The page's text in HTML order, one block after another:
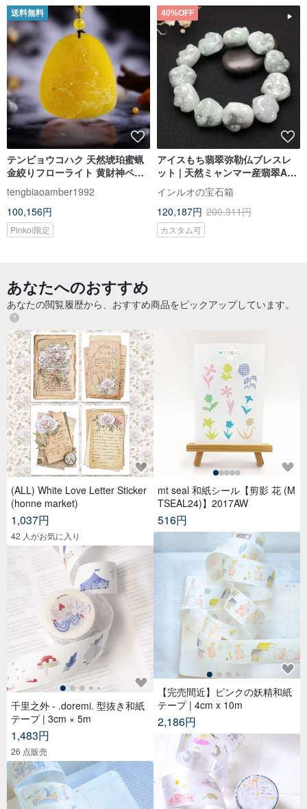
送料無料
テンビョウコハク 天然琥珀蜜蝋
金絞りフローライト 黄財神ペン
ダント 財運を招くネックレスチ
ャーム
tengbiaoamber1992
100,156円
Pinkoi限定
40%OFF
アイスもち翡翠弥勒仏ブレスレ
ット | 天然ミャンマー産翡翠A貨
| ギフト
インルオの宝石箱
120,187円 200,311円
カスタム可
あなたへのおすすめ
あなたの閲覧履歴から、おすすめ商品をピックアップしています。
(ALL) White Love Letter Sticker
(honne market)
1,037円
42 人がお気に入り
千里之外 - .doremi. 型抜き和紙
テープ | 3cm × 5m
1,483円
26 点販売
mt seal 和紙シール【剪影 花 (M
TSEAL24)】2017AW
516円
【完売間近】ピンクの妖精和紙
テープ | 4cm x 10m
2,186円